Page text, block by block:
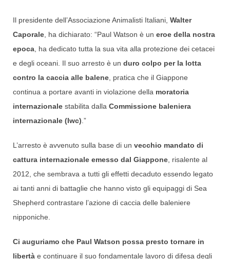
Il presidente dell’Associazione Animalisti Italiani, Walter
Caporale , ha dichiarato: “Paul Watson è un eroe della nostra
epoca , ha dedicato tutta la sua vita alla protezione dei cetacei
e degli oceani. Il suo arresto è un duro colpo per la lotta
contro la caccia alle balene , pratica che il Giappone
continua a portare avanti in violazione della moratoria
internazionale stabilita dalla Commissione baleniera
internazionale (Iwc) .”
L’arresto è avvenuto sulla base di un vecchio mandato di
cattura internazionale emesso dal Giappone , risalente al
2012, che sembrava a tutti gli effetti decaduto essendo legato
ai tanti anni di battaglie che hanno visto gli equipaggi di Sea
Shepherd contrastare l’azione di caccia delle baleniere
nipponiche.
Ci auguriamo che Paul Watson possa presto tornare in
libertà e continuare il suo fondamentale lavoro di difesa degli